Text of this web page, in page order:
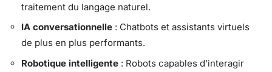
traitement du langage naturel.
IA conversationnelle : Chatbots et assistants virtuels
de plus en plus performants.
Robotique intelligente : Robots capables d’interagir